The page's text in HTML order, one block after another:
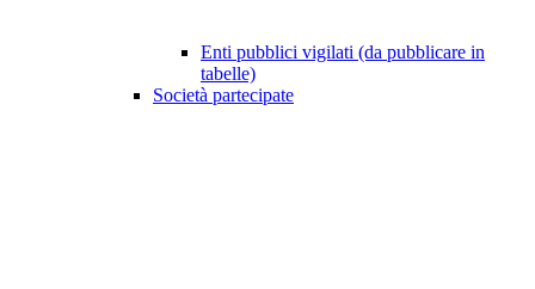
Enti pubblici vigilati (da pubblicare in
tabelle)
Società partecipate